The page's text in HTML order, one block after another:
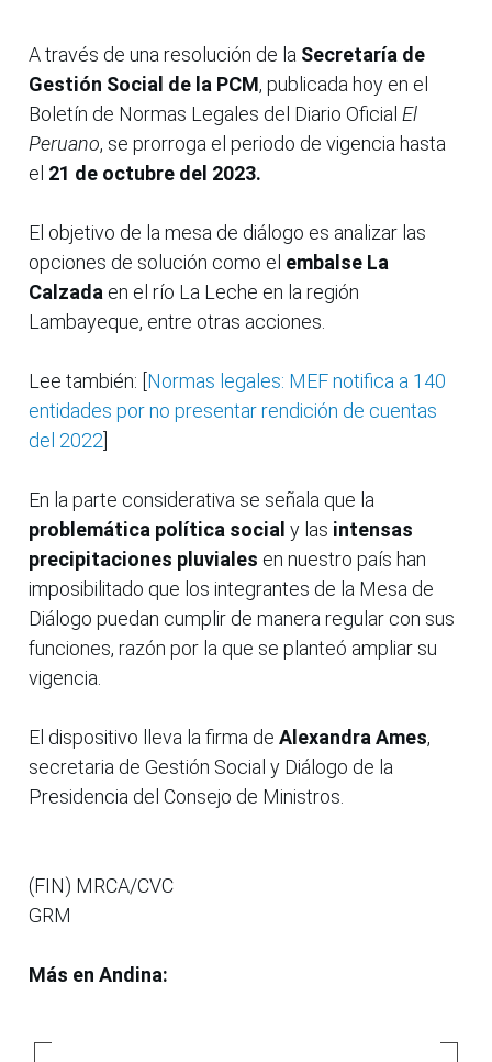
A través de una resolución de la Secretaría de
Gestión Social de la PCM, publicada hoy en el
Boletín de Normas Legales del Diario Oficial El
Peruano, se prorroga el periodo de vigencia hasta
el 21 de octubre del 2023.
El objetivo de la mesa de diálogo es analizar las
opciones de solución como el embalse La
Calzada en el río La Leche en la región
Lambayeque, entre otras acciones.
Lee también: [ Normas legales: MEF notifica a 140
entidades por no presentar rendición de cuentas
del 2022
En la parte considerativa se señala que la
problemática política social y las intensas
precipitaciones pluviales en nuestro país han
imposibilitado que los integrantes de la Mesa de
Diálogo puedan cumplir de manera regular con sus
funciones, razón por la que se planteó ampliar su
vigencia.
El dispositivo lleva la firma de Alexandra Ames,
secretaria de Gestión Social y Diálogo de la
Presidencia del Consejo de Ministros.
(FIN) MRCA/CVC
GRM
Más en Andina: